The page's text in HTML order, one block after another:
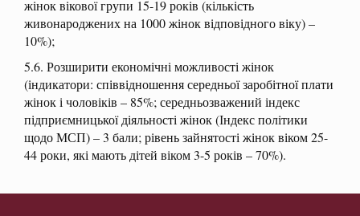
жінок вікової групи 15-19 років (кількість
живонароджених на 1000 жінок відповідного віку) –
10%);
5.6. Розширити економічні можливості жінок
(індикатори: співвідношення середньої заробітної плати
жінок і чоловіків – 85%; середньозважений індекс
підприємницької діяльності жінок (Індекс політики
щодо МСП) – 3 бали; рівень зайнятості жінок віком 25-
44 роки, які мають дітей віком3-5 років – 70%).